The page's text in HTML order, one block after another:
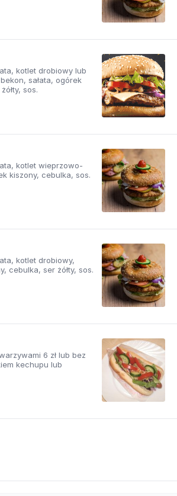
kotlet drobiowy lub
sos.
wieprzowo-
kotlet drobiowy,
cebulka, ser żółty, sos.
6 zł lub bez
kechupu lub